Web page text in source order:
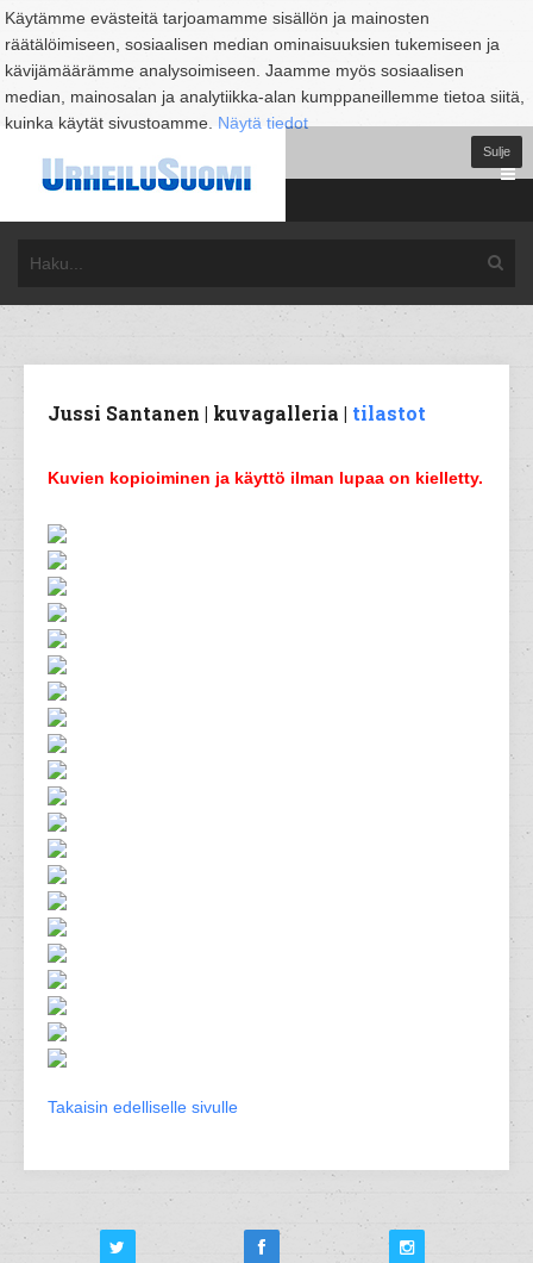
Käytämme evästeitä tarjoamamme sisällön ja mainosten
räätälöimiseen, sosiaalisen median ominaisuuksien tukemiseen ja
kävijämäärämme analysoimiseen. Jaamme myös sosiaalisen
median, mainosalan ja analytiikka-alan kumppaneillemme tietoa siitä,
kuinka käytät sivustoamme. Näytä tiedot
Sulje
Jussi Santanen | kuvagalleria | tilastot
Kuvien kopioiminen ja käyttö ilman lupaa on kielletty.
Takaisin edelliselle sivulle